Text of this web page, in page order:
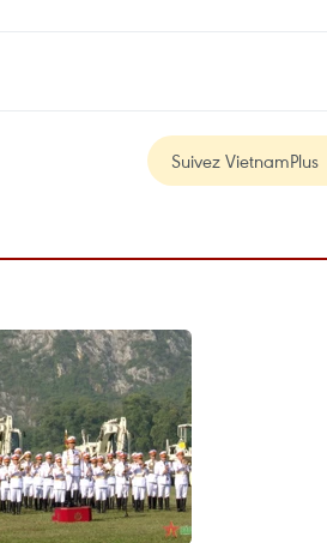
Suivez VietnamPlus